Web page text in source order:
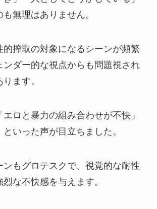
無理はありません。
的搾取の対象になるシーンが頻繁
ンダー的な視点からも問題視され
ます。
ロと暴力の組み合わせが不快」
といった声が目立ちました。
ンもグロテスクで、視覚的な耐性
な不快感を与えます。